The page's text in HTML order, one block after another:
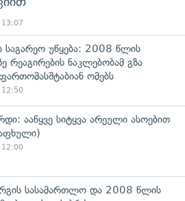
13:07
საგარეო უწყება: 2008 წლის
რეაგირების ნაკლებობამ გზა
ომებს
12:50
ააწყვე სიტყვა არეული ასოებით
12:00
სასამართლო და 2008 წლის